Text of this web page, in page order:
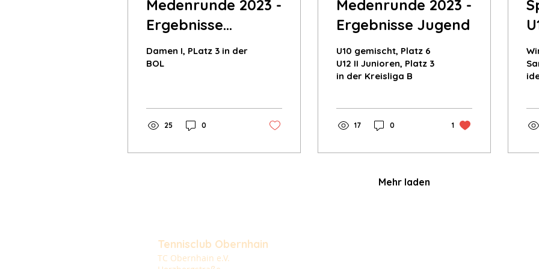
Medenrunde 2023 -
Ergebnisse
Erwachsene
Damen I, PLatz 3 in der
BOL
25 0
Medenrunde 2023 -
Ergebnisse Jugend
U10 gemischt, Platz 6
U12 II Junioren, Platz 3
in der Kreisliga B
17 0 1
Mehr laden
Tennisclub Obernhain
TC Obernhain e.V.